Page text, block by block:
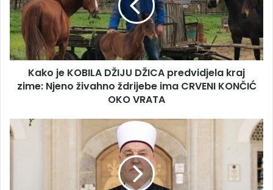
DŽICA
predvidjela
kraj
zime:
Njeno
živahno
ždrijebe
KONČIĆ
OKO
Kako je KOBILA DŽIJU DŽICA predvidjela kraj
zime: Njeno živahno ždrijebe ima CRVENI KONČIĆ
OKO VRATA
Reis
Kavazović: